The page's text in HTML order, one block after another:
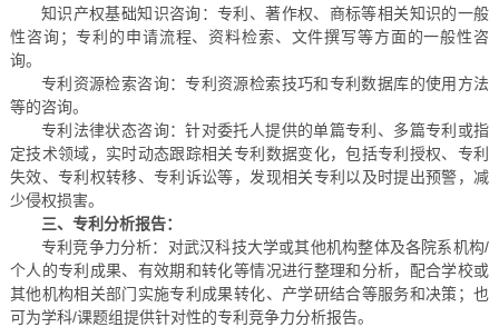
知识产权基础知识咨询：专利、著作权、商标等相关知识的一般
性咨询；专利的申请流程、资料检索、文件撰写等方面的一般性咨
询。
专利资源检索咨询：专利资源检索技巧和专利数据库的使用方法
等的咨询。
专利法律状态咨询：针对委托人提供的单篇专利、多篇专利或指
定技术领域，实时动态跟踪相关专利数据变化，包括专利授权、专利
失效、专利权转移、专利诉讼等，发现相关专利以及时提出预警，减
少侵权损害。
三、专利分析报告：
专利竞争力分析：对武汉科技大学或其他机构整体及各院系机构/
个人的专利成果、有效期和转化等情况进行整理和分析，配合学校或
其他机构相关部门实施专利成果转化、产学研结合等服务和决策；也
可为学科/课题组提供针对性的专利竞争力分析报告。